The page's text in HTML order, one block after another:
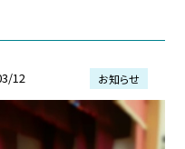
12 お知らせ